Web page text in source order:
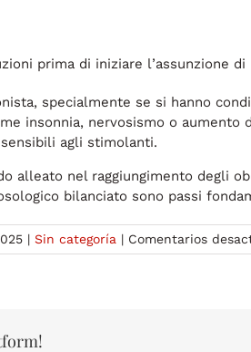
prima di iniziare l’assunzione di
specialmente se si hanno
insonnia, nervosismo o aumento
sensibili agli stimolanti.
alleato nel raggiungimento degli
bilanciato sono passi
| Sin categoría | Comentarios